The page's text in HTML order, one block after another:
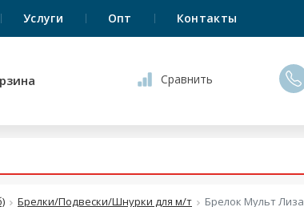
Услуги Опт Контакты
Сравнить
Брелки/Подвески/Шнурки для м/т Брелок Мульт Лиза